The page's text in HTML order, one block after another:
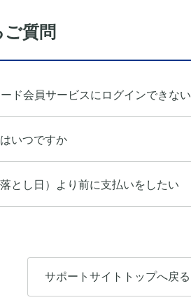
質問
ド会員サービスにログインできない
いつですか
とし日）より前に支払いをしたい
サポートサイトトップへ戻る